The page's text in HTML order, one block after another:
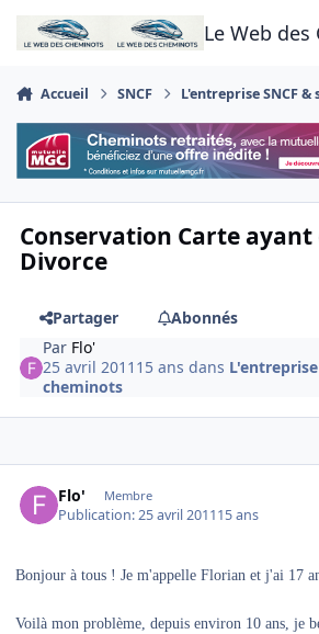
Aller au contenu
Le Web
Accueil SNCF L'entreprise SNCF &
Conservation Carte
Divorce
Partager
Abonnés
Par Flo'
25 avril 2011 15 ans dans L'entreprise
cheminots
Flo' Membre
Publication:25 avril 201115 ans
Bonjour à tous ! Je m'appelle Florian et j'ai 17
Voilà mon problème, depuis environ 10 ans, je